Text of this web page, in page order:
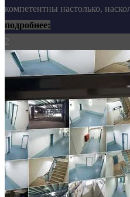
компетентны настолько,
подробнее:
2